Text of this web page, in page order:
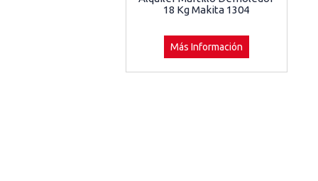
18 Kg Makita 1304
Más Información